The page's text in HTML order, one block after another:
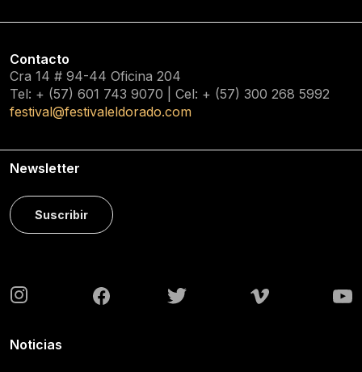
Contacto
Cra 14 # 94-44 Oficina 204
Tel: + (57) 601 743 9070 | Cel: + (57) 300 268 5992
festival@festivaleldorado.com
Newsletter
Suscribir
Noticias